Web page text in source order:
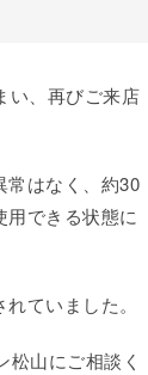
い、再びご来店
常はなく、約30
できる状態に
ていました。
山にご相談く